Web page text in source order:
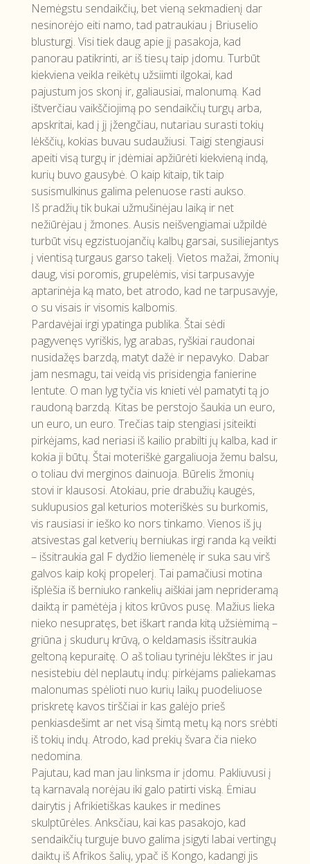
Nemėgstu sendaikčių, bet vieną sekmadienį dar
nesinorėjo eiti namo, tad patraukiau į Briuselio
blusturgį. Visi tiek daug apie jį pasakoja, kad
panorau patikrinti, ar iš tiesų taip įdomu. Turbūt
kiekviena veikla reikėtų užsiimti ilgokai, kad
pajustum jos skonį ir, galiausiai, malonumą. Kad
ištverčiau vaikščiojimą po sendaikčių turgų arba,
apskritai, kad į jį įžengčiau, nutariau surasti tokių
lėkščių, kokias buvau sudaužiusi. Taigi stengiausi
apeiti visą turgų ir įdėmiai apžiūrėti kiekvieną indą,
kurių buvo gausybė. O kaip kitaip, tik taip
susismulkinus galima pelenuose rasti aukso.
Iš pradžių tik bukai užmušinėjau laiką ir net
nežiūrėjau į žmones. Ausis neišvengiamai užpildė
turbūt visų egzistuojančių kalbų garsai, susiliejantys
į vientisą turgaus garso takelį. Vietos mažai, žmonių
daug, visi poromis, grupelėmis, visi tarpusavyje
aptarinėja ką mato, bet atrodo, kad ne tarpusavyje,
o su visais ir visomis kalbomis.
Pardavėjai irgi ypatinga publika. Štai sėdi
pagyvenęs vyriškis, lyg arabas, ryškiai raudonai
nusidažęs barzdą, matyt dažė ir nepavyko. Dabar
jam nesmagu, tai veidą vis prisidengia fanierine
lentute. O man lyg tyčia vis knieti vėl pamatyti tą jo
raudoną barzdą. Kitas be perstojo šaukia un euro,
un euro, un euro. Trečias taip stengiasi įsiteikti
pirkėjams, kad neriasi iš kailio prabilti jų kalba, kad ir
kokia ji būtų. Štai moteriškė gargaliuoja žemu balsu,
o toliau dvi merginos dainuoja. Būrelis žmonių
stovi ir klausosi. Atokiau, prie drabužių kaugės,
suklupusios gal keturios moteriškės su burkomis,
vis rausiasi ir ieško ko nors tinkamo. Vienos iš jų
atsivestas gal ketverių berniukas irgi randa ką veikti
– išsitraukia gal F dydžio liemenėlę ir suka sau virš
galvos kaip kokį propelerį. Tai pamačiusi motina
išplėšia iš berniuko rankelių aiškiai jam neprideramą
daiktą ir pamėtėja į kitos krūvos pusę. Mažius lieka
nieko nesupratęs, bet iškart randa kitą užsiėmimą –
griūna į skudurų krūvą, o keldamasis išsitraukia
geltoną kepuraitę. O aš toliau tyrinėju lėkštes ir jau
nesistebiu dėl neplautų indų: pirkėjams paliekamas
malonumas spėlioti nuo kurių laikų puodeliuose
priskretę kavos tirščiai ir kas galėjo prieš
penkiasdešimt ar net visą šimtą metų ką nors srėbti
iš tokių indų. Atrodo, kad prekių švara čia nieko
nedomina.
Pajutau, kad man jau linksma ir įdomu. Pakliuvusi į
tą karnavalą norėjau iki galo patirti viską. Ėmiau
dairytis į Afrikietiškas kaukes ir medines
skulptūrėles. Anksčiau, kai kas pasakojo, kad
sendaikčių turguje buvo galima įsigyti labai vertingų
daiktų iš Afrikos šalių, ypač iš Kongo, kadangi jis